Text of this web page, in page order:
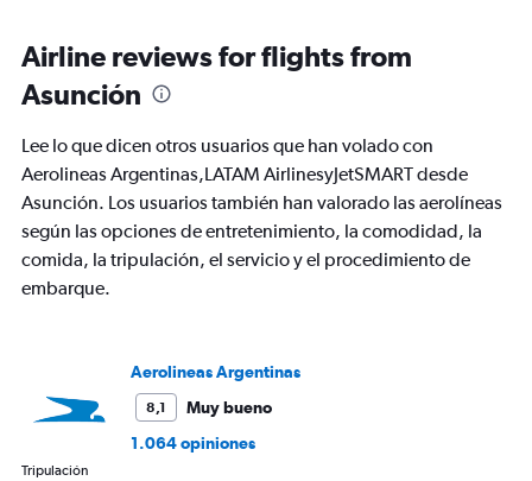
Range:
91
categories.
chart
1
Y
axis
displaying
values.
Range:
Airline reviews for flights from
Asunción
Lee lo que dicen otros usuarios que han volado con
Aerolineas Argentinas,LATAM AirlinesyJetSMART desde
Asunción. Los usuarios también han valorado las aerolíneas
según las opciones de entretenimiento, la comodidad, la
comida, la tripulación, el servicio y el procedimiento de
embarque.
Aerolineas Argentinas
8,1
Muy bueno
1.064 opiniones
Tripulación